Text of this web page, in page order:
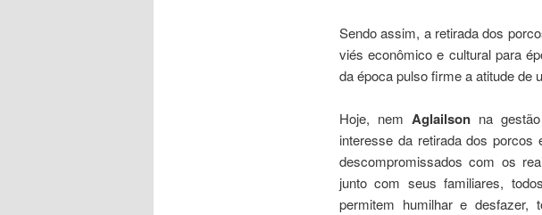
Sendo assim, a retirada dos
viés econômico e cultural para
da época pulso firme a atitude de
Hoje, nem Aglailsonna gestão
interesse da retirada dos
descompromissados com os
junto com seus familiares,
permitem humilhar e desfazer,